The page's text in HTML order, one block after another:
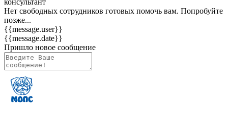
консультант
Нет свободных сотрудников готовых помочь вам. Попробуйте
позже...
{{message.user}}
{{message.date}}
Пришло новое сообщение